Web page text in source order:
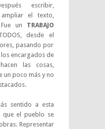
escribir,
el texto,
un TRABAJO
desde el
pasando por
encargados de
las cosas,
un poco más y no
sentido a esta
que el pueblo se
Representar